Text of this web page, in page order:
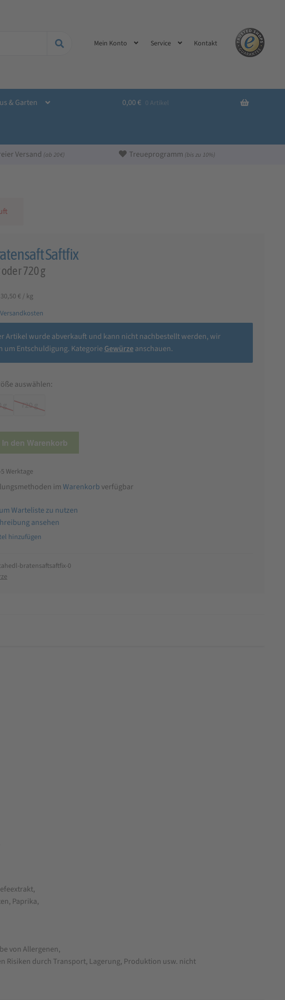
Mein Konto Service Kontakt
& Garten 0,00 € 0 Artikel
Versand (ab 20 €) Treueprogramm (bis zu 10%)
Saftfix
720 g
30,50 € /kg
Versandkosten
Artikel wurde abverkauft und kann nicht nachbestellt werden, wir
um Entschuldigung. Kategorie Gewürzeanschauen.
auswählen:
g 720 g
In den Warenkorb
Werktage
imWarenkorb verfügbar
Warteliste zu nutzen
ansehen
bratensaftsaftfix-0
Paprika,
von Allergenen,
Risiken durch Transport, Lagerung, Produktion usw. nicht